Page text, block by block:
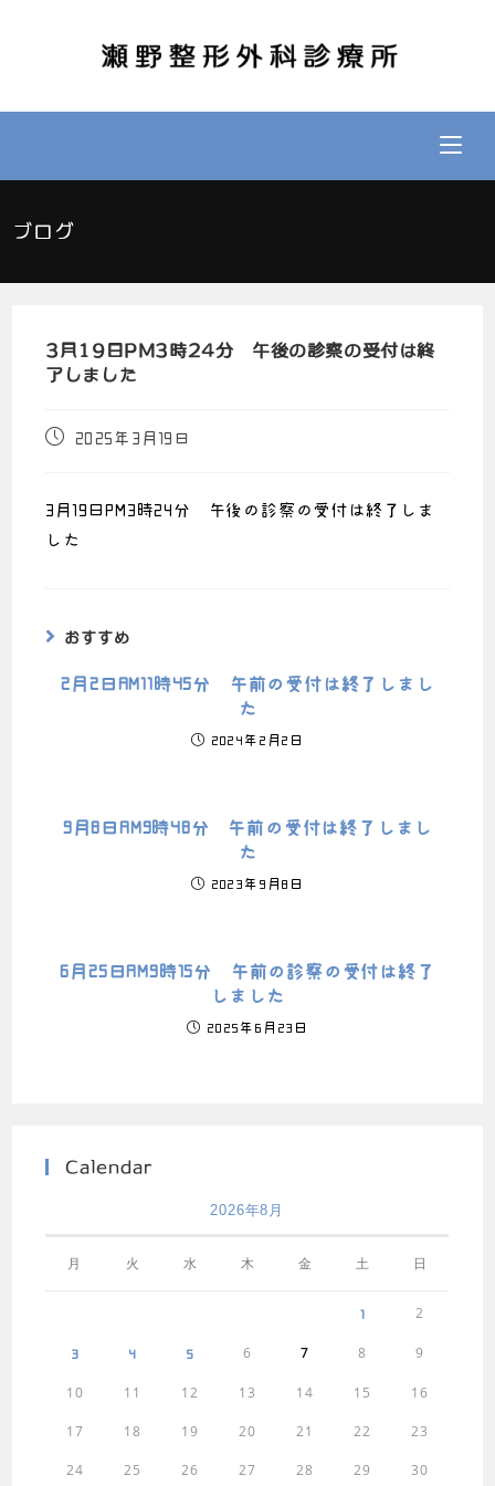
ブログ
3月19日PM3時24分 午後の診察の受付は終
了しました
2025年3月19日
3月19日PM3時24分 午後の診察の受付は終了しま
した
おすすめ
2月2日AM11時45分 午前の受付は終了しまし
た
2024年2月2日
9月8日AM9時48分 午前の受付は終了しまし
た
2023年9月8日
6月25日AM9時15分 午前の診察の受付は終了
しました
2025年6月23日
Calendar
2026年8月
月 火 水 木 金 土 日
1 2
3 4 5 6 7 8 9
10 11 12 13 14 15 16
17 18 19 20 21 22 23
24 25 26 27 28 29 30